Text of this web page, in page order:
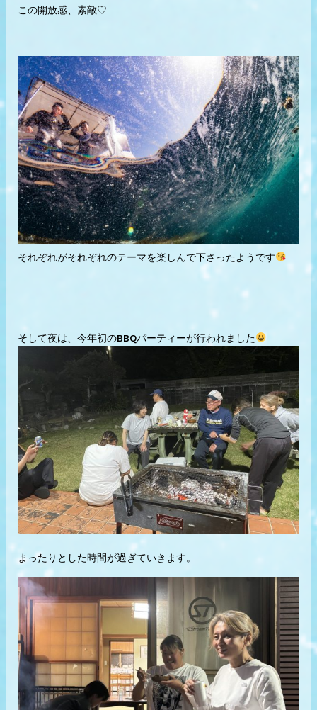
この開放感、素敵♡
それぞれがそれぞれのテーマを楽しんで下さったようです
そして夜は、今年初のBBQパーティーが行われました
まったりとした時間が過ぎていきます。